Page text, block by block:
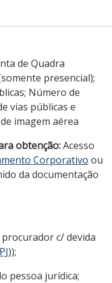
de Quadra
presencial);
Número de
vias públicas e
imagem aérea
obtenção:Acesso
Corporativo ou
da documentação
c/ devida
));
pessoa jurídica;